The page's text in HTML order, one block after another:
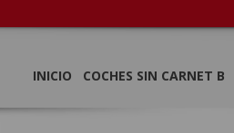
INICIO COCHES SIN CARNET B